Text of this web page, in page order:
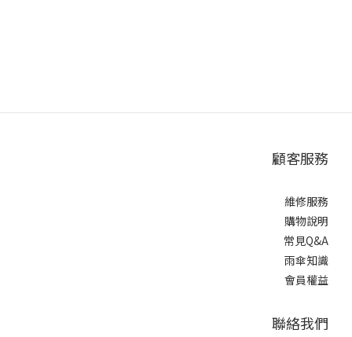
顧客服務
維修服務
購物說明
常見Q&A
雨傘知識
會員權益
聯絡我們